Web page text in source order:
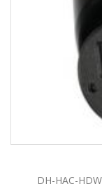
DH-HAC-